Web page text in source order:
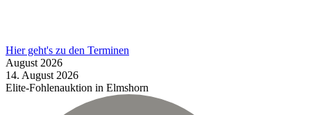
Hier geht's zu den Terminen
August 2026
14. August 2026
Elite-Fohlenauktion in Elmshorn